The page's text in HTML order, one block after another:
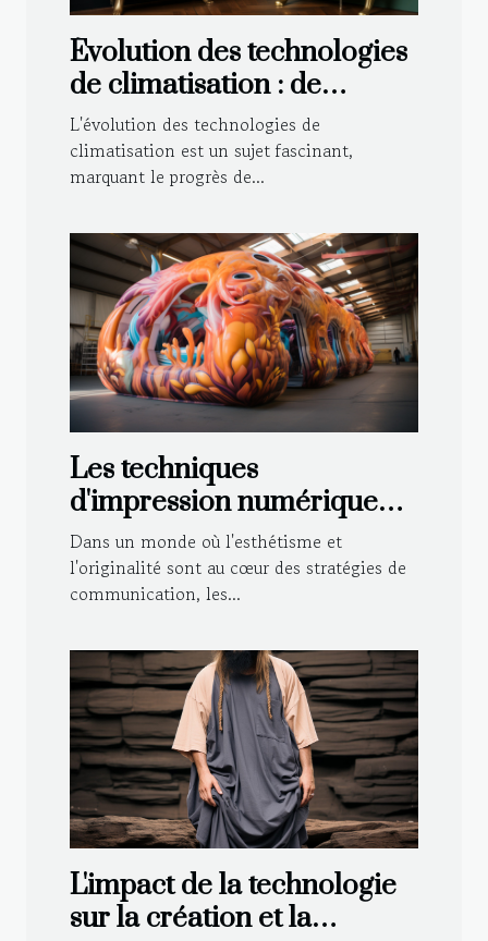
Évolution des technologies
de climatisation : de
l'ancien au moderne
L'évolution des technologies de
climatisation est un sujet fascinant,
marquant le progrès de...
Les techniques
d'impression numérique
sur structures gonflables
pour un rendu de haute
qualité
Dans un monde où l'esthétisme et
l'originalité sont au cœur des stratégies de
communication, les...
L'impact de la technologie
sur la création et la